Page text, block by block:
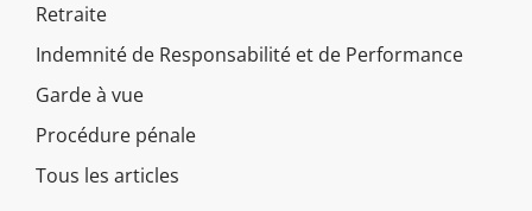
Retraite
Indemnité de Responsabilité et de Performance
Garde à vue
Procédure pénale
Tous les articles